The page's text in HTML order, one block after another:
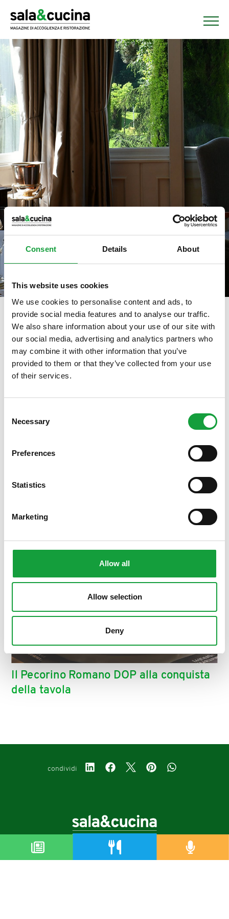
Consent Details About
This website uses cookies
We use cookies to personalise content and ads, to
provide social media features and to analyse our traffic.
We also share information about your use of our site with
our social media, advertising and analytics partners who
may combine it with other information that you’ve
provided to them or that they’ve collected from your use
of their services.
Selection
Necessary
Preferences
Statistics
Marketing
Allow all
Allow selection
Deny
tag directory > enrico croatti
Enrico Croatti
Di seguito tutti i contenuti taggati con: Enrico Croatti
Il Pecorino Romano DOP alla conquista
della tavola
condividi
Copyright © 2019-2026
Autorizzazione del Tribunale di Bologna Nr.8143 del 21/12/2010
ISCRIVITI ALLA NEWSLETTER
Resta aggiornato su tutte le ultime novita nel campo